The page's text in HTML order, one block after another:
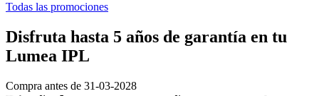
Todas las promociones
Disfruta hasta 5 años de garantía en tu
Lumea IPL
Compra antes de 31-03-2028